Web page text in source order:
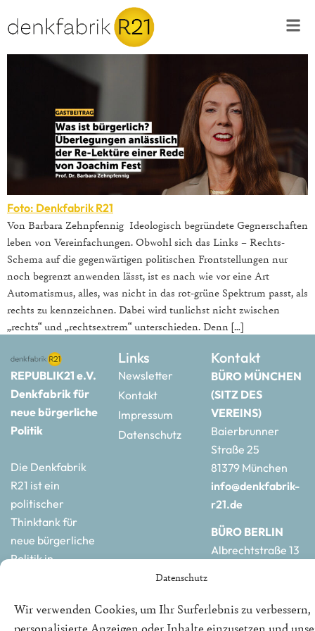
Datenschutz
Wir verwenden Cookies, um Ihr Surferlebnis zu verbessern,
Foto: Denkfabrik R21
Von Barbara Zehnpfennig Ideologisch begründete Gegnerschaften
leben von Vereinfachungen. Obwohl sich das Links – Rechts-
Schema auf die gegenwärtigen politischen Frontstellungen nur
noch begrenzt anwenden lässt, ist es nach wie vor eine Art
Automatismus, alles, was nicht in das rot-grüne Spektrum passt, als
rechts zu kennzeichnen. Dabei wird tunlichst nicht zwischen
„rechts“ und „rechtsextrem“ unterschieden. Denn […]
REPUBLIK21 e.V.
Denkfabrik für
neue bürgerliche
Politik
Die Denkfabrik
R21 ist ein
politischer
Thinktank für
neue bürgerliche
Politik in
Links
Newsletter
Kontakt
Impressum
Datenschutz
Kontakt
BÜRO MÜNCHEN
(SITZ DES
VEREINS)
Baierbrunner
Straße 25
81379 München
info@denkfabrik-
r21.de
BÜRO BERLIN
Albrechtstraße 13
r21.de